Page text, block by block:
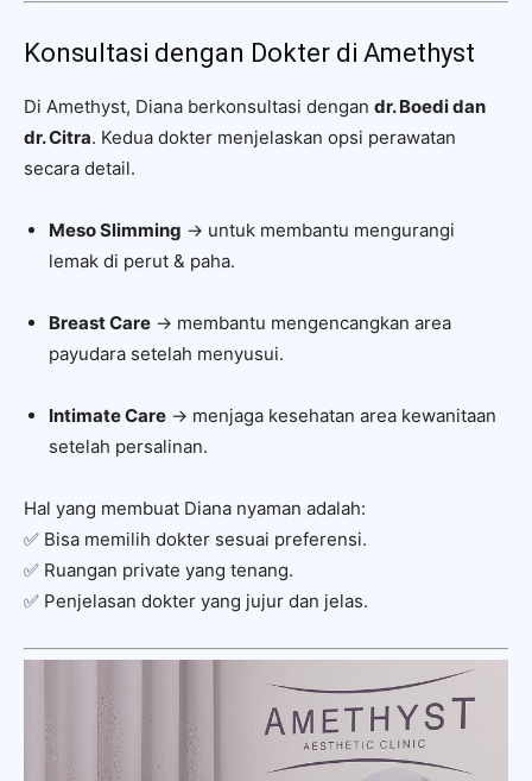
Konsultasi dengan Dokter di Amethyst
Di Amethyst, Diana berkonsultasi dengan dr. Boedi dan
dr. Citra. Kedua dokter menjelaskan opsi perawatan
secara detail.
Meso Slimming → untuk membantu mengurangi
lemak di perut & paha.
Breast Care → membantu mengencangkan area
payudara setelah menyusui.
Intimate Care → menjaga kesehatan area kewanitaan
setelah persalinan.
Hal yang membuat Diana nyaman adalah:
✅ Bisa memilih dokter sesuai preferensi.
✅ Ruangan private yang tenang.
✅ Penjelasan dokter yang jujur dan jelas.